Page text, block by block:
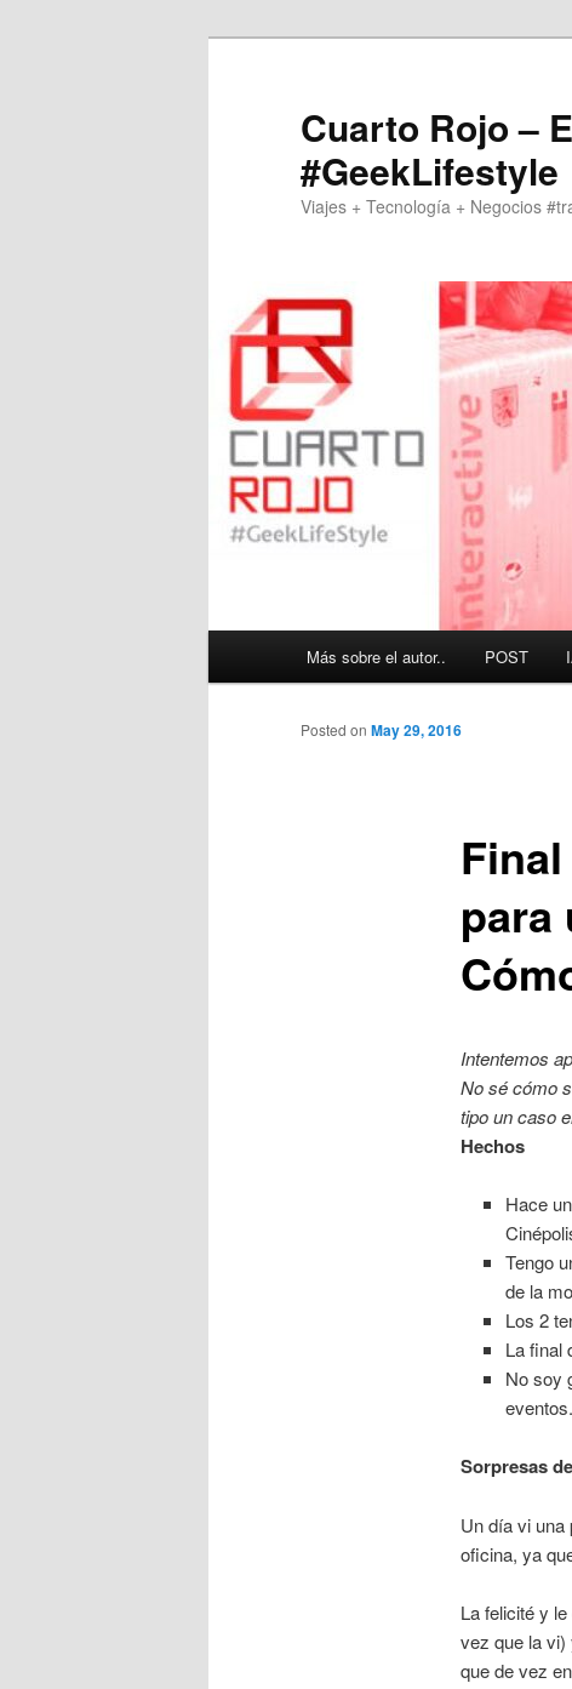
Cuarto Rojo –
#GeekLifestyle
Viajes + Tecnología + Negocios
Más sobre el autor.. POST
para
Posted on May 29, 2016
Intentemos
No sé cómo
tipo un caso
Hechos
Hace
Tengo
de la
Los 2
La final
No soy
eventos.
Sorpresas
Un día vi una
oficina, ya
La felicité y
vez que la vi)
que de vez